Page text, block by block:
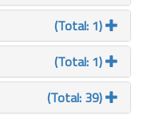
(Total: 1)
(Total: 1)
(Total: 39)